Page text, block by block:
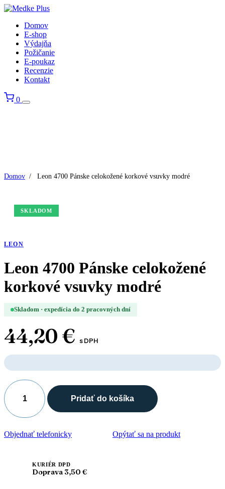
Domov
E-shop
Výdajňa
Požičanie
E-poukaz
Recenzie
Kontakt
0
Domov / Leon 4700 Pánske celokožené korkové vsuvky modré
SKLADOM
LEON
Leon 4700 Pánske celokožené
korkové vsuvky modré
Skladom · expedícia do 2 pracovných dní
44,20 € s DPH
množstvo
Leon
4700
Pánske
celokožené
Pridať do košíka
Objednať telefonicky Opýtať sa na produkt
KURIÉR DPD
Doprava 3,50 €